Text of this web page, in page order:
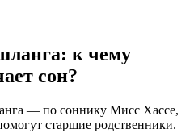
к чему
сон?
— по соннику Мисс Хассе,
старшие родственники.